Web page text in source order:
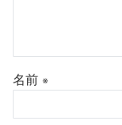
名前 ※